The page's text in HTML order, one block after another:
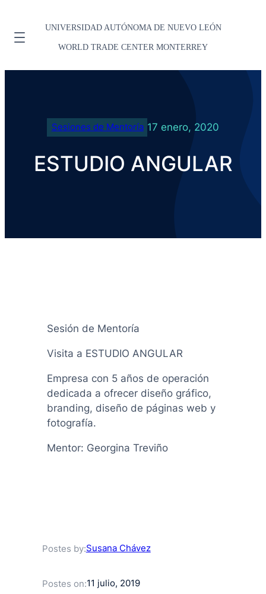
UNIVERSIDAD AUTÓNOMA DE NUEVO LEÓN
WORLD TRADE CENTER MONTERREY
Sesiones de Mentoría 17 enero, 2020
ESTUDIO ANGULAR
Sesión de Mentoría
Visita a ESTUDIO ANGULAR
Empresa con 5 años de operación
dedicada a ofrecer diseño gráfico,
branding, diseño de páginas web y
fotografía.
Mentor: Georgina Treviño
Postes by:Susana Chávez
Postes on:11 julio, 2019